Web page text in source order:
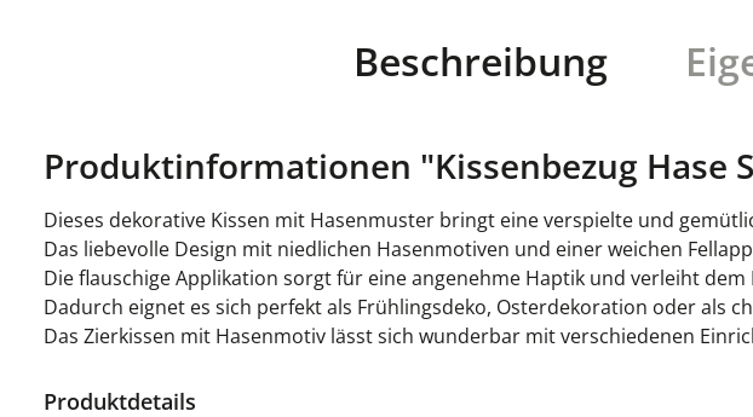
Beschreibung
Produktinformationen "Kissenbezug Hase
Dieses dekorative Kissen mit Hasenmuster bringt eine verspielte und
Das liebevolle Design mit niedlichen Hasenmotiven und einer weichen
Die flauschige Applikation sorgt für eine angenehme Haptik und verleiht
Dadurch eignet es sich perfekt als Frühlingsdeko, Osterdekoration oder als
Das Zierkissen mit Hasenmotiv lässt sich wunderbar mit verschiedenen
Produktdetails